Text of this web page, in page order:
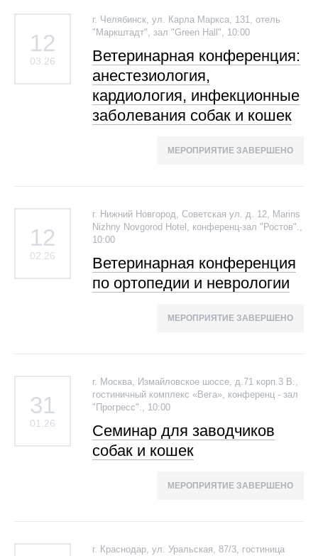
12
03.26
г. Челябинск, ул. Карла Маркса, 131, отель
"Маркштадт", зал "Green Hall", 10:00
Ветеринарная конференция:
анестезиология,
кардиология, инфекционные
заболевания собак и кошек
МЕРОПРИЯТИЕ ЗАВЕРШЕНО
12
02.26
г. Нижний Новгород, Советская ул. д. 12, Marins
Nizhny Novgorod Hotel, конференц-зал "Ростов".,
10:00
Ветеринарная конференция
по ортопедии и неврологии
МЕРОПРИЯТИЕ ЗАВЕРШЕНО
31
01.26
г. Москва, Измайловское шоссе, д.71 корп.3 В.,
гостиничный комплекс «Вега», конференц - зал
"Прогресс"., 10:00
Семинар для заводчиков
собак и кошек
МЕРОПРИЯТИЕ ЗАВЕРШЕНО
г. Краснодар, ул. Уральская, 87/3, гостиница